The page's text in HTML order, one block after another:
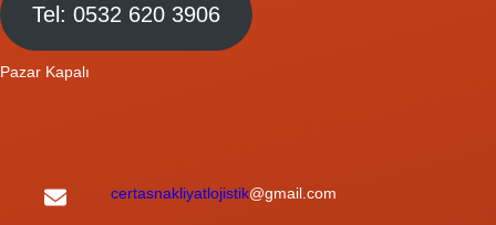
Tel: 0532 620 3906
Pazar Kapalı
certasnakliyatlojistik@gmail.com